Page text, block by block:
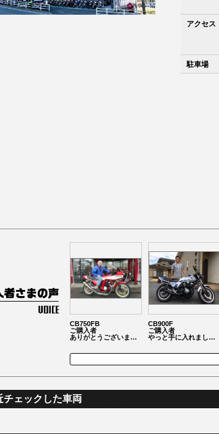
アクセス
駐車場
CB750FB
ご購入者
ありがとうございま…
CB900F
ご購入者
やっと手に入れまし…
チェックした車両